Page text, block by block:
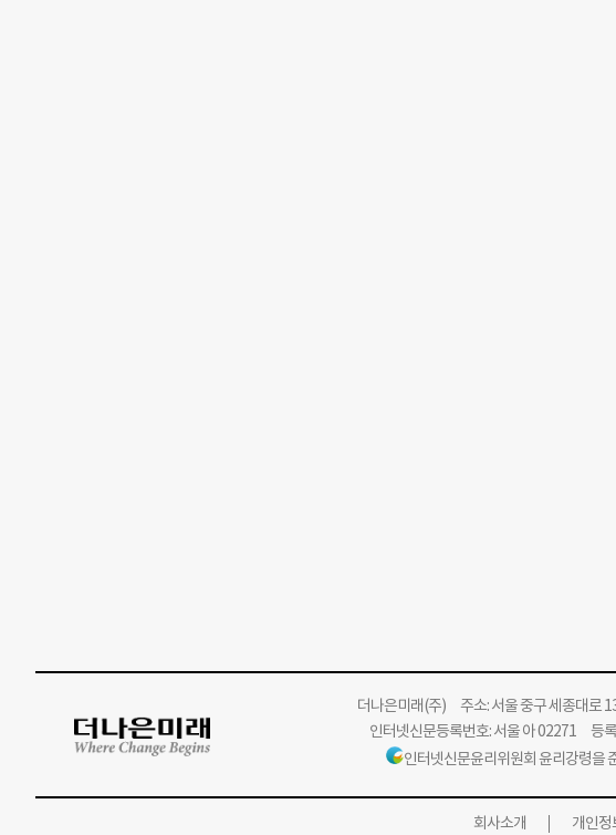
더나은미래(주)주소: 서울 중구 세종대로
인터넷신문등록번호: 서울 아 02271 등
인터넷신문윤리위원회 윤리강령을
회사소개 개인정